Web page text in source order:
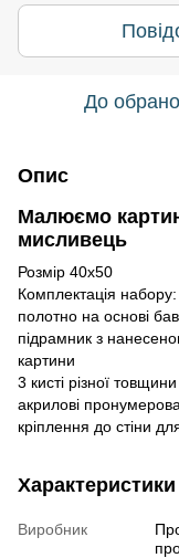
До
Опис
Малюємо
мисливець
Розмір 40х50
Комплектація набору:
полотно на основі
підрамник з
картини
3 кисті різної товщини
акрилові
кріплення до стіни
Характеристики
Виробник